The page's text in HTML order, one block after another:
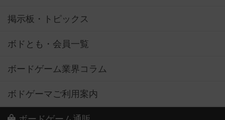
掲示板・トピックス
ボドとも・会員一覧
ボードゲーム業界コラム
ボドゲーマご利用案内